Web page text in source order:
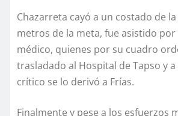
Chazarreta cayó a un costado de la
metros de la meta, fue asistido
médico, quienes por su cuadro
trasladado al Hospital de Tapso y
crítico se lo derivó a Frías.
Finalmente y pese a los esfuerzos